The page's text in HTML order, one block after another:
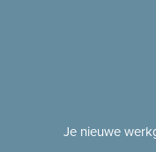
Je nieuwe